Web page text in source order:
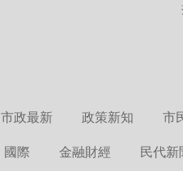
市政最新 政策新知 市
國際 金融財經 民代新